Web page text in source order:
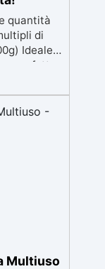
quantità
di
Ideale
perfetta
una
ogni
di
i 2
e
Multiuso